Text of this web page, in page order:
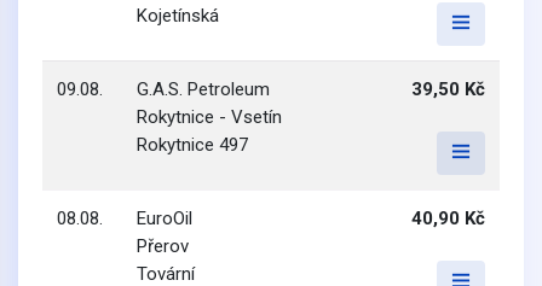
Kojetínská
09.08.
G.A.S. Petroleum
Rokytnice - Vsetín
Rokytnice 497
39,50 Kč
08.08.
EuroOil
Přerov
Tovární
40,90 Kč